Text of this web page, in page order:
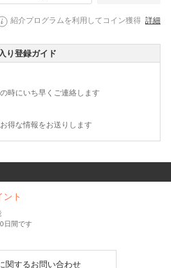
紹介プログラムを利用してコイン獲得 詳細
り登録ガイド
時にいち早くご連絡します
得な情報をお送りします
ント
日間です
関するお問い合わせ